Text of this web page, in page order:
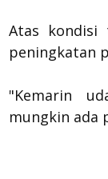
Atas kondisi
peningkatan
"Kemarin
mungkin ada